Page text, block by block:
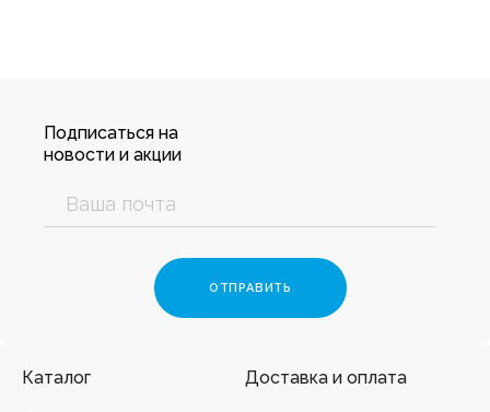
Подписаться на
новости и акции
Каталог Доставка и оплата